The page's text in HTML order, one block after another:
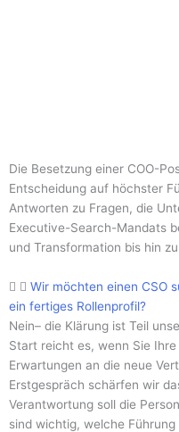
Die Besetzung einer COO-
Entscheidung auf höchster
Antworten zu Fragen, die
Executive-Search-Mandats
und Transformation bis hin
Wir möchten einen CSO
ein fertiges Rollenprofil?
Nein– die Klärung ist Teil
Start reicht es, wenn Sie
Erwartungen an die neue
Erstgespräch schärfen wir
Verantwortung soll die
sind wichtig, welche